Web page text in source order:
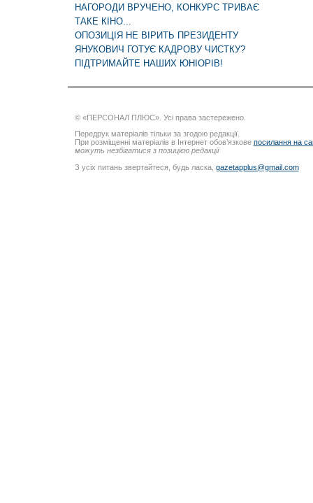
НАГОРОДИ ВРУЧЕНО, КОНКУРС ТРИВАЄ
ТАКЕ КІНО...
ОПОЗИЦІЯ НЕ ВІРИТЬ ПРЕЗИДЕНТУ
ЯНУКОВИЧ ГОТУЄ КАДРОВУ ЧИСТКУ?
ПІДТРИМАЙТЕ НАШИХ ЮНІОРІВ!
© «ПЕРСОНАЛ ПЛЮС». Усі права застережено.
Передрук матеріалів тільки за згодою редакції.
При розміщенні матеріалів в Інтернет обов’язкове посилання на
можуть незбігатися з позицією редакції
З усіх питань звертайтеся, будь ласка, gazetapplus@gmail.com